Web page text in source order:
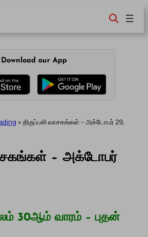
Download our App
» திருப்பலி வாசகங்கள் – அக்டோபர் 29,
– அக்டோபர்
30ஆம் வாரம் – புதன்